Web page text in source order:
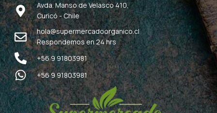
Avda. Manso de Velasco 410,
Curicó - Chile
hola@supermercadoorganico.cl
Respondemos en 24 hrs
+56 9 91803981
+56 9 91803981